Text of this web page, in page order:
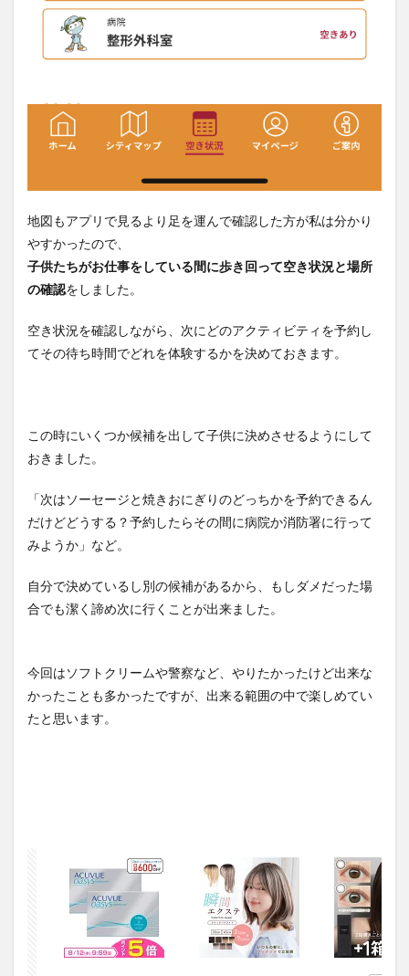
地図もアプリで見るより足を運んで確認した方が私は分かり
やすかったので、
子供たちがお仕事をしている間に歩き回って空き状況と場所
の確認をしました。
空き状況を確認しながら、次にどのアクティビティを予約し
てその待ち時間でどれを体験するかを決めておきます。
この時にいくつか候補を出して子供に決めさせるようにして
おきました。
「次はソーセージと焼きおにぎりのどっちかを予約できるん
だけどどうする？予約したらその間に病院か消防署に行って
みようか」など。
自分で決めているし別の候補があるから、もしダメだった場
合でも潔く諦め次に行くことが出来ました。
今回はソフトクリームや警察など、やりたかったけど出来な
かったことも多かったですが、出来る範囲の中で楽しめてい
たと思います。